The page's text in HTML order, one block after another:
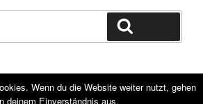
Wenn du die Website weiter nutzt, gehen
deinem Einverständnis aus.